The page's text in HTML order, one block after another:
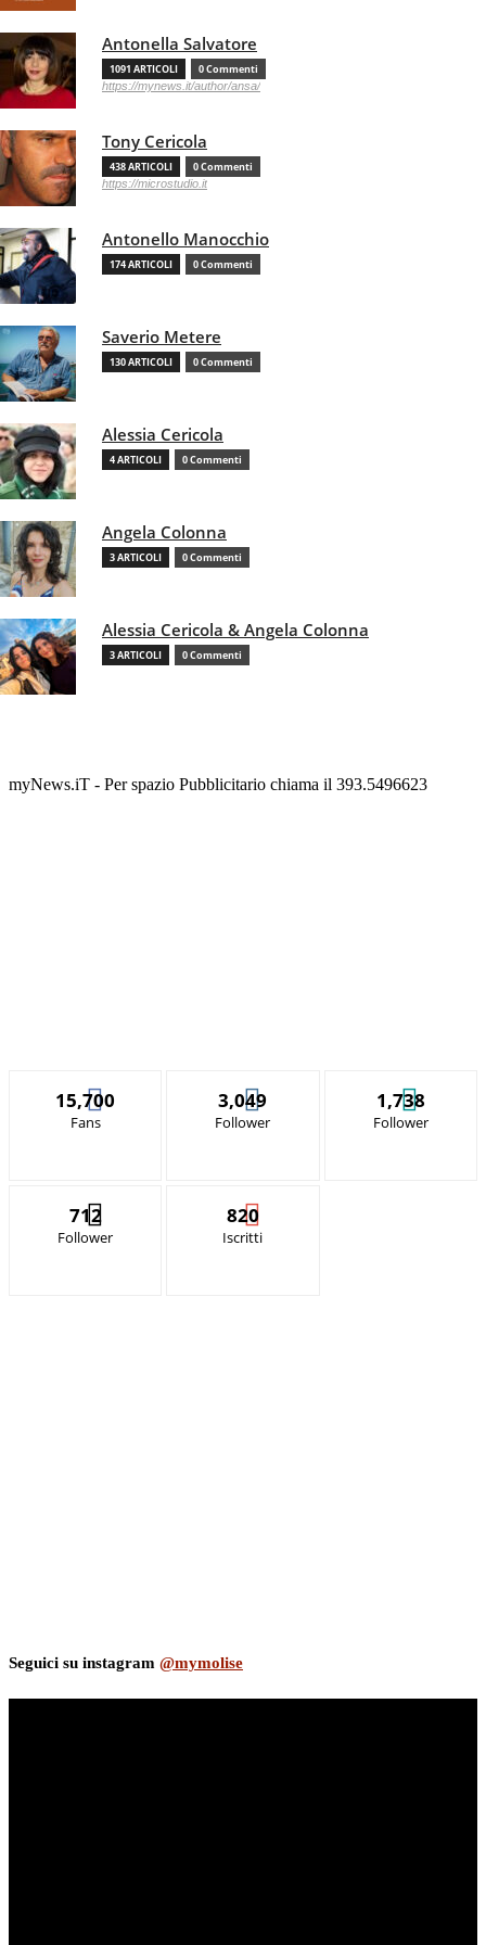
Antonella Salvatore
1091 ARTICOLI 0 Commenti
https://mynews.it/author/ansa/
Tony Cericola
438 ARTICOLI 0 Commenti
https://microstudio.it
Antonello Manocchio
174 ARTICOLI 0 Commenti
Saverio Metere
130 ARTICOLI 0 Commenti
Alessia Cericola
4 ARTICOLI 0 Commenti
Angela Colonna
3 ARTICOLI 0 Commenti
Alessia Cericola & Angela Colonna
3 ARTICOLI 0 Commenti
myNews.iT - Per spazio Pubblicitario chiama il 393.5496623
15,700
Fans
3,049
Follower
1,738
Follower
712
Follower
820
Iscritti
Seguici su instagram @mymolise